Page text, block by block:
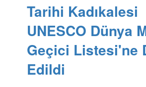
Tarihi Kadıkalesi
UNESCO Dünya
Geçici Listesi'ne
Edildi